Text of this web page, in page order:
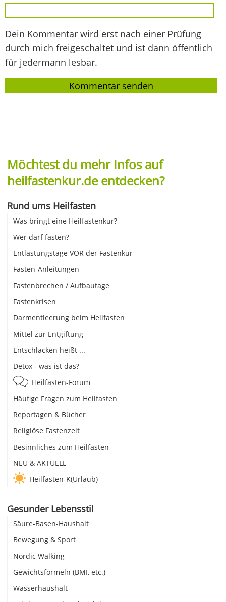
Dein Kommentar wird erst nach einer Prüfung
durch mich freigeschaltet und ist dann öffentlich
für jedermann lesbar.
Möchtest du mehr Infos auf
heilfastenkur.de entdecken?
Rund ums Heilfasten
Was bringt eine Heilfastenkur?
Wer darf fasten?
Entlastungstage VOR der Fastenkur
Fasten-Anleitungen
Fastenbrechen / Aufbautage
Fastenkrisen
Darmentleerung beim Heilfasten
Mittel zur Entgiftung
Entschlacken heißt ...
Detox - was ist das?
Heilfasten-Forum
Häufige Fragen zum Heilfasten
Reportagen & Bücher
Religiöse Fastenzeit
Besinnliches zum Heilfasten
NEU & AKTUELL
Heilfasten-K(Urlaub)
Gesunder Lebensstil
Säure-Basen-Haushalt
Bewegung & Sport
Nordic Walking
Gewichtsformeln (BMI, etc.)
Wasserhaushalt